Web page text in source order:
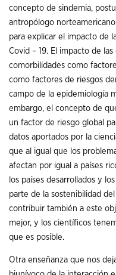
concepto de sindemia,
antropólogo norteamericano
para explicar el impacto de
Covid – 19. El impacto de
comorbilidades como
como factores de riesgos
campo de la epidemiología
embargo, el concepto de
un factor de riesgo global
datos aportados por la
que al igual que los
afectan por igual a países
los países desarrollados y
parte de la sostenibilidad
contribuir también a este
mejor, y los científicos
que es posible.
Otra enseñanza que nos